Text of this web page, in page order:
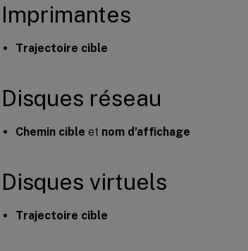
Imprimantes
Trajectoire cible
Disques réseau
Chemin cible et nom d’affichage
Disques virtuels
Trajectoire cible